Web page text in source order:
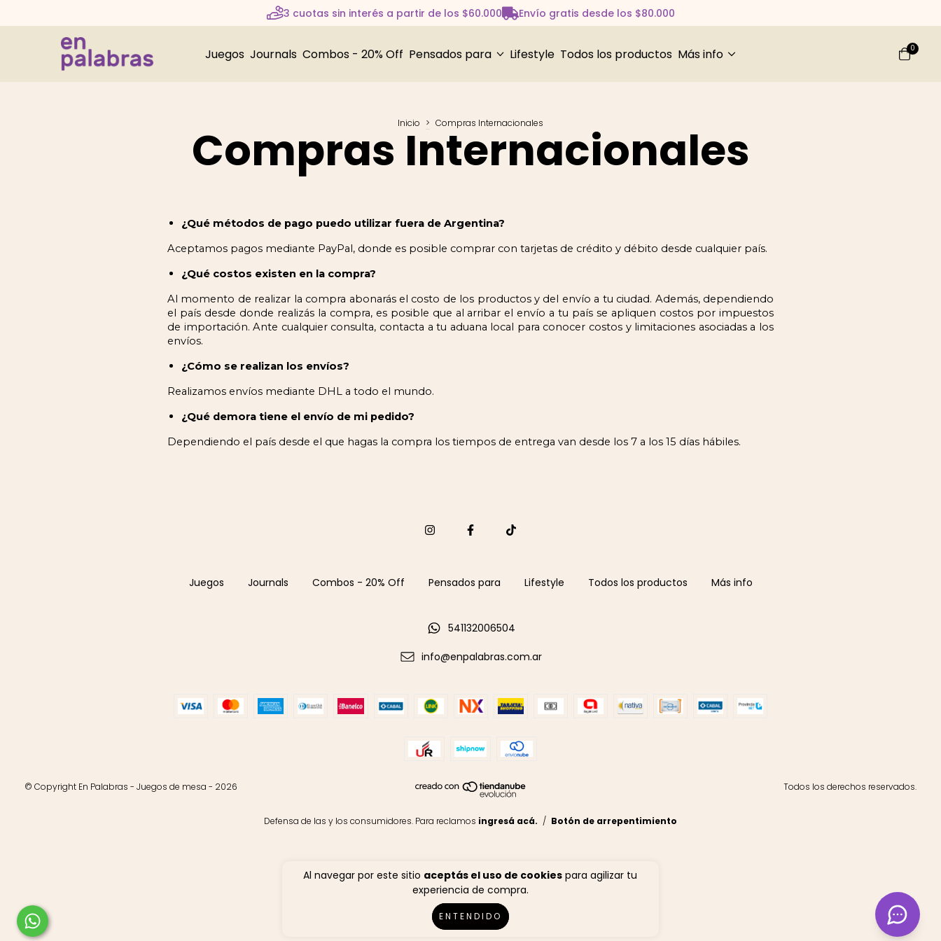
3 cuotas sin interés a partir de los $60.000 Envío gratis desde los $80.000
Juegos Journals Combos - 20% Off Pensados para Lifestyle Todos los productos Más info 0
Al navegar por este sitio aceptás el uso de cookies para agilizar tu
experiencia de compra.
ENTENDIDO
Inicio > Compras Internacionales
Compras Internacionales
¿Qué métodos de pago puedo utilizar fuera de Argentina?
Aceptamos pagos mediante PayPal, donde es posible comprar con tarjetas de crédito y débito desde cualquier país.
¿Qué costos existen en la compra?
Al momento de realizar la compra abonarás el costo de los productos y del envío a tu ciudad. Además, dependiendo
el país desde donde realizás la compra, es posible que al arribar el envío a tu país se apliquen costos por impuestos
de importación. Ante cualquier consulta, contacta a tu aduana local para conocer costos y limitaciones asociadas a los
envíos.
¿Cómo se realizan los envíos?
Realizamos envíos mediante DHL a todo el mundo.
¿Qué demora tiene el envío de mi pedido?
Dependiendo el país desde el que hagas la compra los tiempos de entrega van desde los 7 a los 15 días hábiles.
Juegos Journals Combos - 20% Off Pensados para Lifestyle Todos los productos Más info
541132006504
info@enpalabras.com.ar
© Copyright En Palabras - Juegos de mesa - 2026 Todos los derechos reservados.
Defensa de las y los consumidores. Para reclamos ingresá acá. / Botón de arrepentimiento